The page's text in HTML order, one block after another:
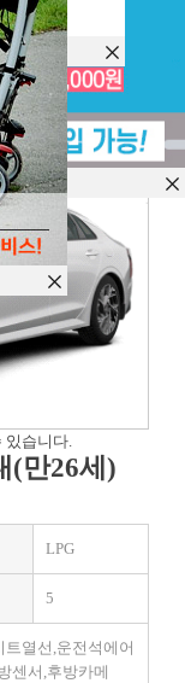
있습니다.
(만26세)
LPG
5
열선,운전석에어
센서,후방카메